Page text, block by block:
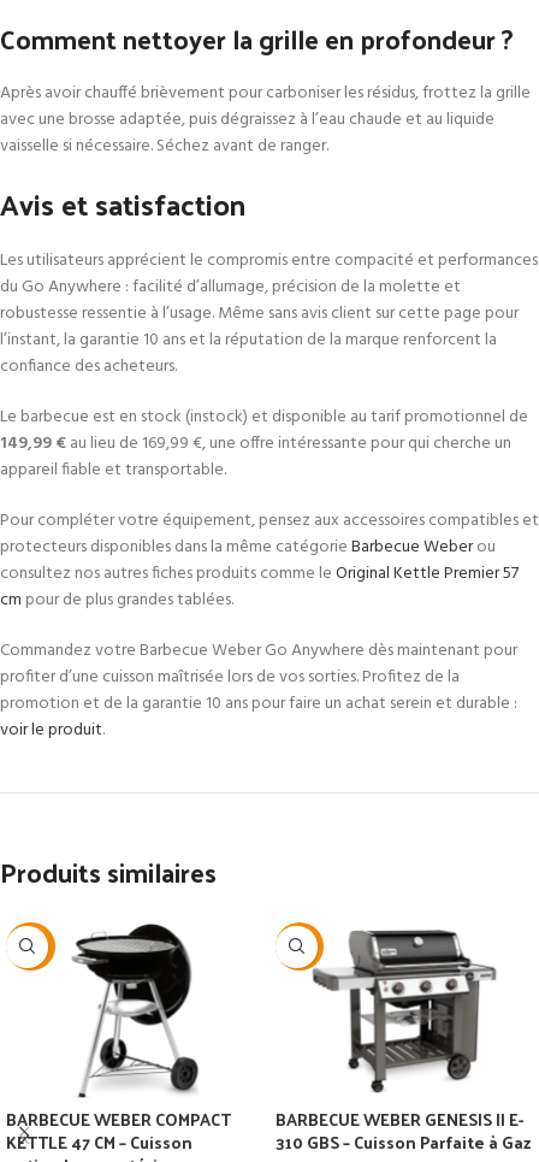
Comment nettoyer la grille en profondeur ?
Après avoir chauffé brièvement pour carboniser les résidus, frottez la grille
avec une brosse adaptée, puis dégraissez à l’eau chaude et au liquide
vaisselle si nécessaire. Séchez avant de ranger.
Avis et satisfaction
Les utilisateurs apprécient le compromis entre compacité et performances
du Go Anywhere : facilité d’allumage, précision de la molette et
robustesse ressentie à l’usage. Même sans avis client sur cette page pour
l’instant, la garantie 10 ans et la réputation de la marque renforcent la
confiance des acheteurs.
Le barbecue est en stock (instock) et disponible au tarif promotionnel de
149,99 €au lieu de 169,99 €, une offre intéressante pour qui cherche un
appareil fiable et transportable.
Pour compléter votre équipement, pensez aux accessoires compatibles et
protecteurs disponibles dans la même catégorieBarbecue Weberou
consultez nos autres fiches produits comme leOriginal Kettle Premier 57
cm pour de plus grandes tablées.
Commandez votre Barbecue Weber Go Anywhere dès maintenant pour
profiter d’une cuisson maîtrisée lors de vos sorties. Profitez de la
promotion et de la garantie 10 ans pour faire un achat serein et durable :
voir le produit.
Produits similaires
-40%
BARBECUE WEBER COMPACT
KETTLE 47 CM – Cuisson
-29%
BARBECUE WEBER GENESIS II E-
310 GBS – Cuisson Parfaite à Gaz